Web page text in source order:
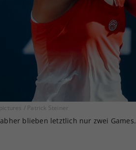
/ Patrick Steiner
blieben letztlich nur zwei Games.